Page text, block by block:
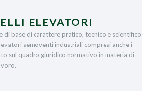
ELEVATORI
di base di carattere pratico, tecnico e scientifico
semoventi industriali compresi anche i
sul quadro giuridico normativo in materia di